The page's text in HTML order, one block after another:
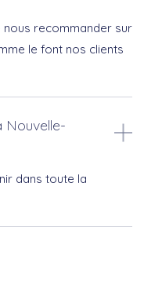
nous recommander sur
le font nos clients
Nouvelle-
dans toute la